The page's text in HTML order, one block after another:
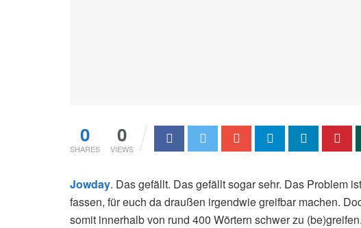
0
SHARES
0
VIEWS
Jowday. Das gefällt. Das gefällt sogar sehr. Das Problem
fassen, für euch da draußen irgendwie greifbar machen.
somit innerhalb von rund 400 Wörtern schwer zu